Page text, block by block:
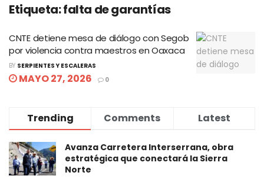
Etiqueta:falta de garantías
CNTE detiene mesa de diálogo con Segob
por violencia contra maestros en Oaxaca
BY SERPIENTES Y ESCALERAS
MAYO 27, 2026 0
Trending Comments Latest
Avanza Carretera Interserrana, obra
estratégica que conectará la Sierra
Norte